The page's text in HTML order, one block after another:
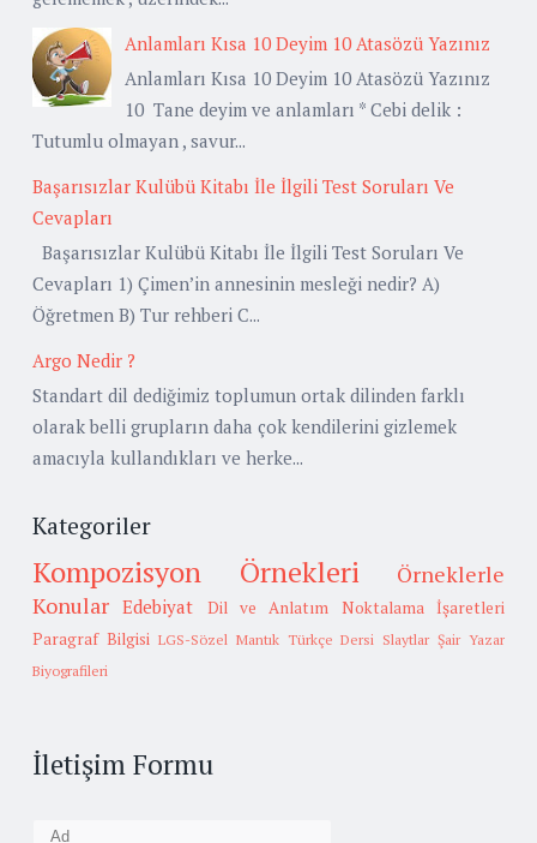
Anlamları Kısa 10 Deyim 10 Atasözü Yazınız
Anlamları Kısa 10 Deyim 10 Atasözü Yazınız
10 Tane deyim ve anlamları * Cebi delik :
Tutumlu olmayan , savur...
Başarısızlar Kulübü Kitabı İle İlgili Test Soruları Ve
Cevapları
Başarısızlar Kulübü Kitabı İle İlgili Test Soruları Ve
Cevapları 1) Çimen’in annesinin mesleği nedir? A)
Öğretmen B) Tur rehberi C...
Argo Nedir ?
Standart dil dediğimiz toplumun ortak dilinden farklı
olarak belli grupların daha çok kendilerini gizlemek
amacıyla kullandıkları ve herke...
Kategoriler
Kompozisyon Örnekleri
Örneklerle
Konular Edebiyat Dil ve Anlatım
Noktalama İşaretleri
Paragraf Bilgisi LGS-Sözel Mantık Türkçe Dersi Slaytlar Şair Yazar
Biyografileri
İletişim Formu